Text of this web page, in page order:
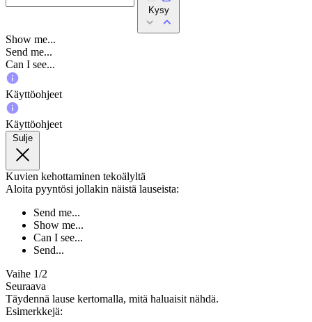
Kysy
Show me...
Send me...
Can I see...
Käyttöohjeet
Käyttöohjeet
Sulje
Kuvien kehottaminen tekoälyltä
Aloita pyyntösi jollakin näistä lauseista:
Send me...
Show me...
Can I see...
Send...
Vaihe 1/2
Seuraava
Täydennä lause kertomalla, mitä haluaisit nähdä.
Esimerkkejä: